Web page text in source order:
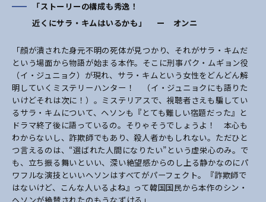
「ストーリーの構成も秀逸！
近くにサラ・キムはいるかも」 ー オンニ
「顔が潰された身元不明の死体が見つかり、それがサラ・キムだ
という場面から物語が始まる本作。そこに刑事パク・ムギョン役
（イ・ジュニョク）が現れ、サラ・キムという女性をどんどん解
明していくミステリーハンター！ （イ・ジュニョクにも語りた
いけどそれは次に！）。ミステリアスで、視聴者さえも騙してい
るサラ・キムについて、ヘソンも『とても難しい宿題だった』と
ドラマ終了後に語っているの。そりゃそうでしょうよ！ 本心も
わからないし、詐欺師でもあり、殺人者かもしれない。ただひと
つ言えるのは、“選ばれた人間になりたい”という虚栄心のみ。で
も、立ち振る舞いといい、深い絶望感からのし上る静かなのにパ
ワフルな演技といいヘソンはすべてがパーフェクト。『詐欺師で
はないけど、こんな人いるよね』って韓国国民から本作のシン・